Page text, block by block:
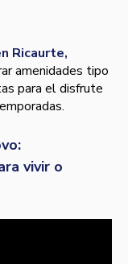
Ricaurte,
amenidades tipo
para el disfrute
vivir o